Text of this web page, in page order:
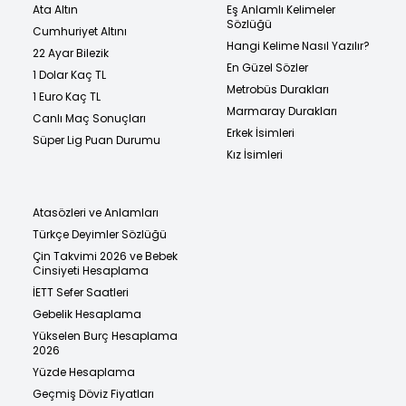
Ata Altın
Cumhuriyet Altını
22 Ayar Bilezik
1 Dolar Kaç TL
1 Euro Kaç TL
Canlı Maç Sonuçları
Süper Lig Puan Durumu
Eş Anlamlı Kelimeler
Sözlüğü
Hangi Kelime Nasıl Yazılır?
En Güzel Sözler
Metrobüs Durakları
Marmaray Durakları
Erkek İsimleri
Kız İsimleri
Atasözleri ve Anlamları
Türkçe Deyimler Sözlüğü
Çin Takvimi 2026 ve Bebek
Cinsiyeti Hesaplama
İETT Sefer Saatleri
Gebelik Hesaplama
Yükselen Burç Hesaplama
2026
Yüzde Hesaplama
Geçmiş Döviz Fiyatları